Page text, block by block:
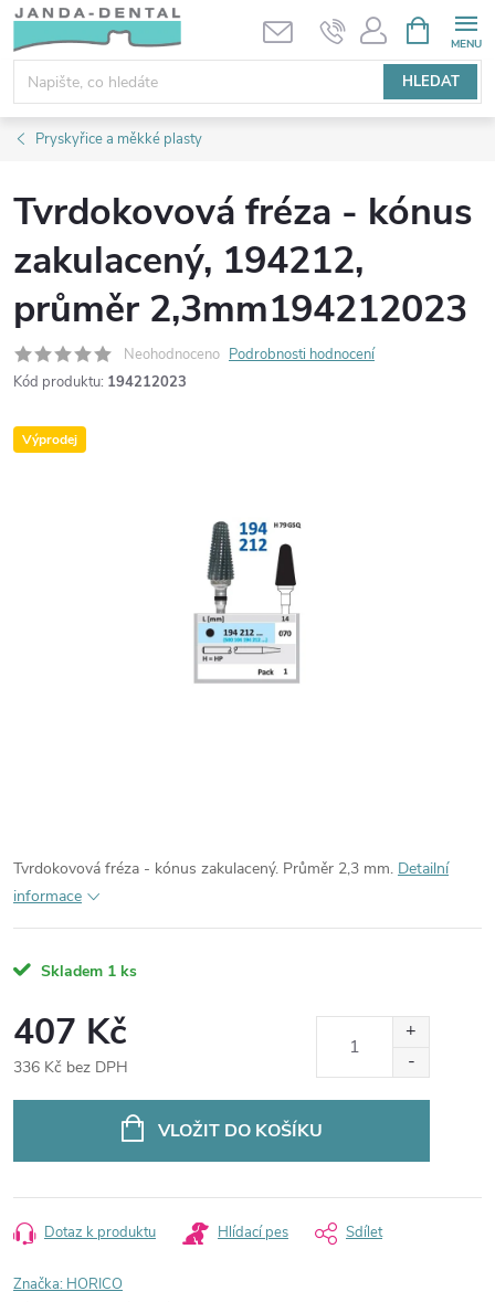
Přejít
obsah
HLEDAT
NÁKUPNÍ
KOŠÍK
Pryskyřice a měkké plasty
Tvrdokovová fréza - kónus
zakulacený, 194212,
průměr 2,3mm194212023
Neohodnoceno Podrobnosti hodnocení
Kód produktu: 194212023
Výprodej
Tvrdokovová fréza - kónus zakulacený. Průměr 2,3 mm. Detailní
informace
Skladem 1 ks
407 Kč
336 Kč bez DPH
VLOŽIT DO KOŠÍKU
Dotaz k produktu Hlídací pes Sdílet
Značka: HORICO